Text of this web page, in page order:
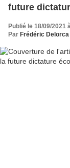
future
Publié le 18/09/2021
Par Frédéric Delorca